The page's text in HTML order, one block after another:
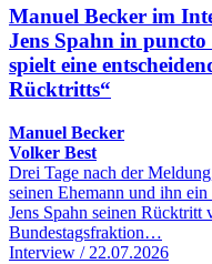
Manuel Becker im
Jens Spahn in
spielt eine
Rücktritts“
Manuel Becker
Volker Best
Drei Tage nach der
seinen Ehemann und ihn
Jens Spahn seinen
Bundestagsfraktion…
Interview / 22.07.2026